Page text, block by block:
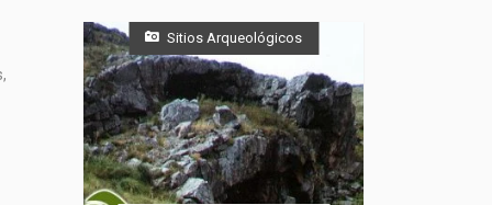
tomamos mate, compartimos
anécdotas y recuerdos, debatimos,
damos besos y abrazos, contamos
cuentos.
Sitios Arqueológicos